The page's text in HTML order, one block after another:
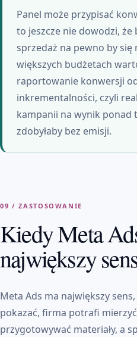
Panel może przypisać
to jeszcze nie dowodzi, że
sprzedaż na pewno by się
większych budżetach
raportowanie konwersji
inkrementalności, czyli
kampanii na wynik ponad
zdobyłaby bez emisji.
09 / ZASTOSOWANIE
Kiedy Meta
największy
Meta Ads ma największy
pokazać, firma potrafi
przygotowywać materiały, a